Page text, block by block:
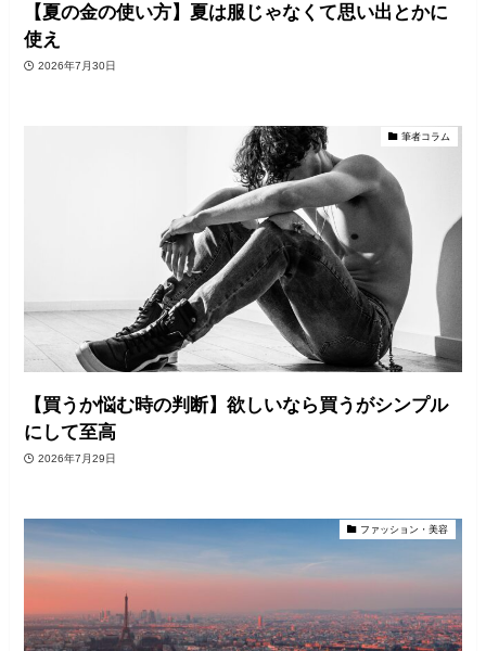
【夏の金の使い方】夏は服じゃなくて思い出とかに
使え
2026年7月30日
筆者コラム
【買うか悩む時の判断】欲しいなら買うがシンプル
にして至高
2026年7月29日
ファッション・美容